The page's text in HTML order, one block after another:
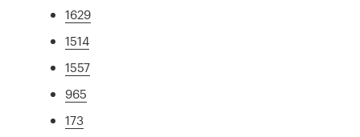
1629
1514
1557
965
173